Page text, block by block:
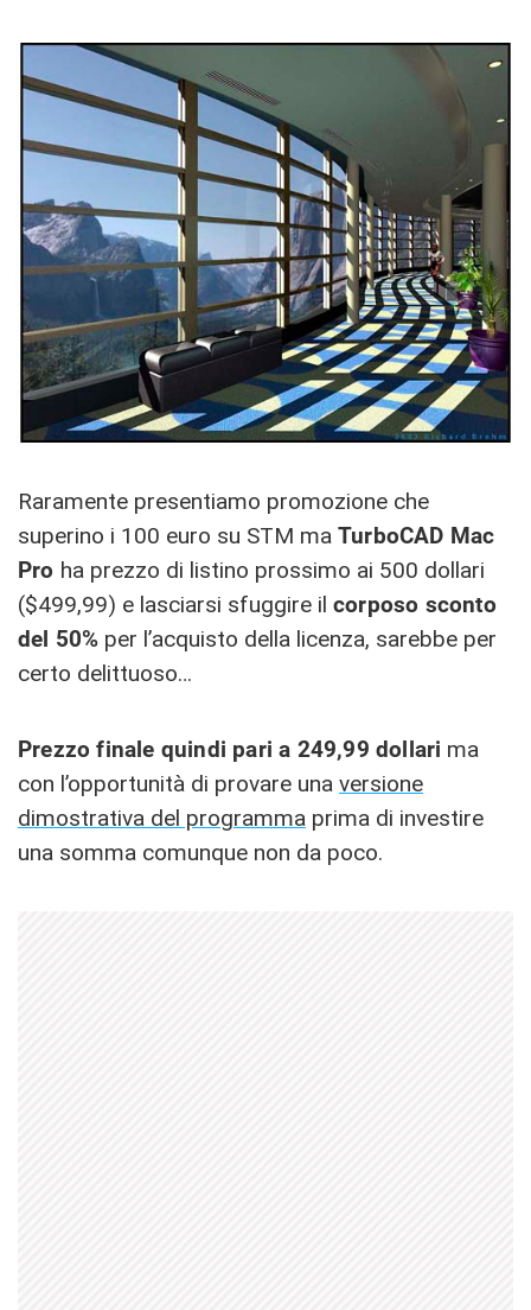
Raramente presentiamo promozione che
superino i 100 euro su STM ma TurboCAD Mac
Pro ha prezzo di listino prossimo ai 500 dollari
($499,99) e lasciarsi sfuggire il corposo sconto
del 50% per l’acquisto della licenza, sarebbe per
certo delittuoso…
Prezzo finale quindi pari a 249,99 dollari ma
con l’opportunità di provare una versione
dimostrativa del programma prima di investire
una somma comunque non da poco.